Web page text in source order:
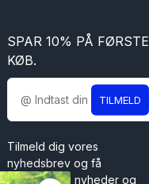
SPAR 10% PÅ FØRSTE
KØB.
TILMELD
Tilmeld dig vores
nyhedsbrev og få
spændende nyheder og